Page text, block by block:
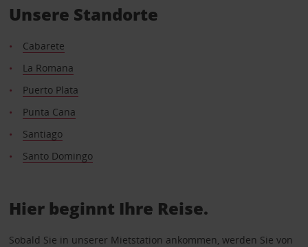
Unsere Standorte
Cabarete
La Romana
Puerto Plata
Punta Cana
Santiago
Santo Domingo
Hier beginnt Ihre Reise.
Sobald Sie in unserer Mietstation ankommen, werden Sie von